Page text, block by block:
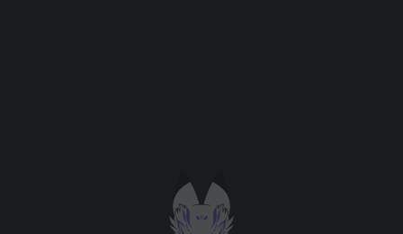
крутих нововведень
Підтримати проєкт